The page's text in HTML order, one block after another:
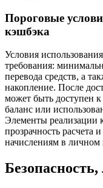
Пороговые
кэшбэка
Условия
требования:
перевода средств, а
накопление. После
может быть доступен
баланс или
Элементы реализации
прозрачность расчета
начислениям в личном